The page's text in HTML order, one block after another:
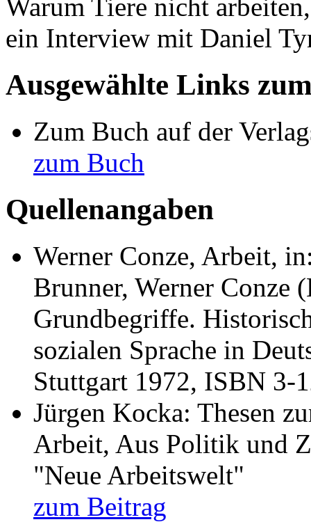
Warum Tiere nicht
ein Interview mit Daniel
Ausgewählte Links
Zum Buch auf der
zum Buch
Quellenangaben
Werner Conze, Arbeit,
Brunner, Werner Conze
Grundbegriffe.
sozialen Sprache in
Stuttgart 1972, ISBN 3-
Jürgen Kocka: Thesen
Arbeit, Aus Politik und
"Neue Arbeitswelt"
zum Beitrag